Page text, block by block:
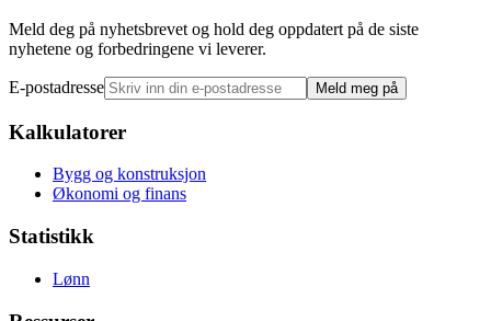
Meld deg på nyhetsbrevet og hold deg oppdatert på de siste
nyhetene og forbedringene vi leverer.
E-postadresse Meld meg på
Kalkulatorer
Bygg og konstruksjon
Økonomi og finans
Statistikk
Lønn